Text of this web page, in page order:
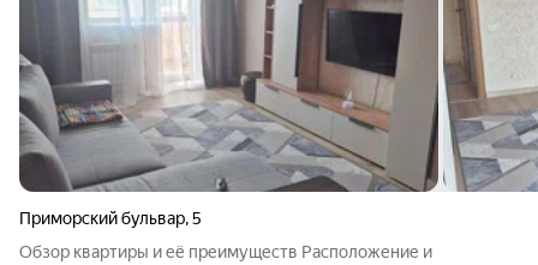
Приморский бульвар,5
Обзор квартиры и её преимуществ Расположение и